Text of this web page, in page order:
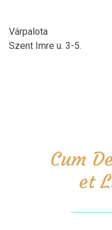
Várpalota
Szent Imre u. 3-5.
Cum
et